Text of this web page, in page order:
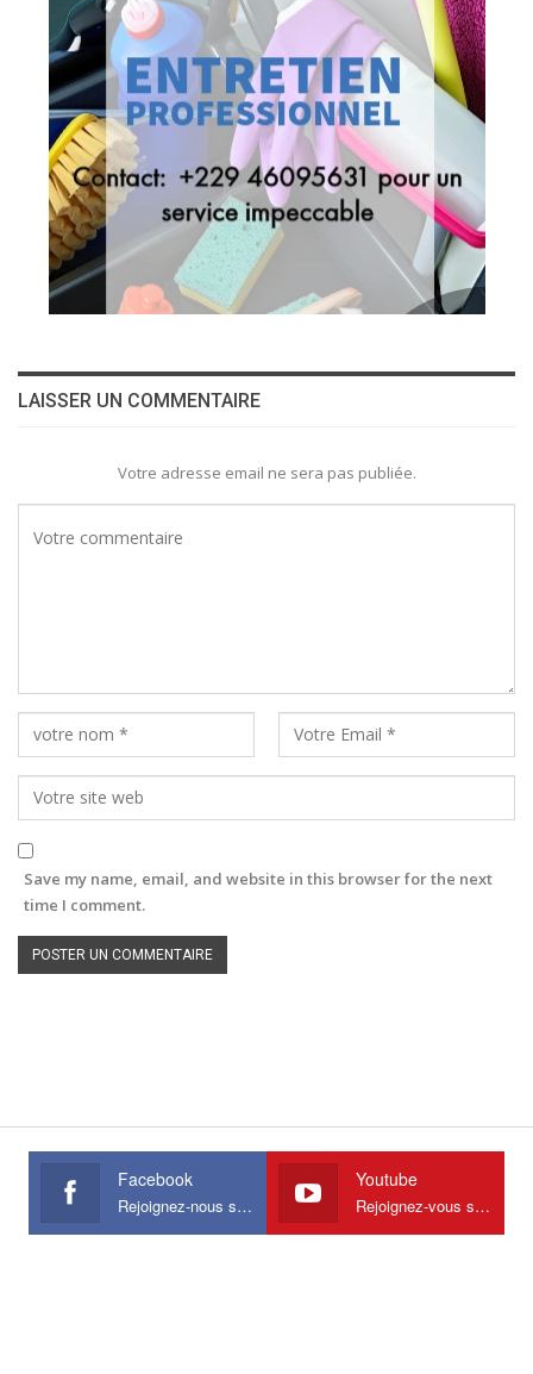
LAISSER UN COMMENTAIRE
Votre adresse email ne sera pas publiée.
Save my name, email, and website in this browser for the next
time I comment.
Facebook
Rejoignez-nous sur Facebook
Youtube
Rejoignez-vous sur Youtube